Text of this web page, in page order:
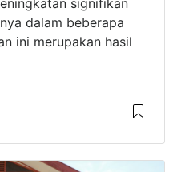
signifikan
dalam beberapa
ini merupakan hasil